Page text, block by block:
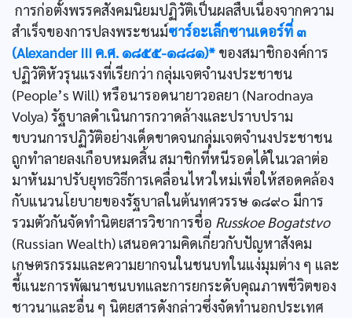
การก่อตั้งพรรคสังคมนิยมปฏิวัติเป็นผลสืบเนื่องจากความ
สำเร็จของการปลงพระชนม์ซาร์อะเล็กซานเดอร์ที่ ๓
(Alexander III ค.ศ. ๑๘๕๕-๑๘๘๑)* ของสมาชิกองค์การ
ปฏิวัติหัวรุนแรงที่เรียกว่า กลุ่มเจตจำนงประชาชน
(People’s Will) หรือนารอดนายาวอลยา (Narodnaya
Volya) รัฐบาลดำเนินการกวาดล้างและปราบปราม
ขบวนการปฏิวัติอย่างเด็ดขาดจนกลุ่มเจตจำนงประชาชน
ถูกทำลายลงเกือบหมดสิ้น สมาชิกที่หนีรอดได้ในเวลาต่อ
มาหันมาปรับยุทธวิธีการเคลื่อนไหวใหม่เพื่อให้สอดคล้อง
กับแนวนโยบายของรัฐบาลในต้นทศวรรษ ๑๘๙๐ มีการ
รวมตัวกันจัดทำนิตยสารวิชาการชื่อ Russkoe Bogatstvo
(Russian Wealth) เสนอความคิดเกี่ยวกับปัญหาสังคม
เกษตรกรรมและความยากจนในชนบทในแง่มุมต่าง ๆ และ
ชี้แนะการพัฒนาชนบทและการยกระดับคุณภาพชีวิตของ
ชาวนาและอื่น ๆ นิตยสารดังกล่าวซึ่งจัดทำนอกประเทศ